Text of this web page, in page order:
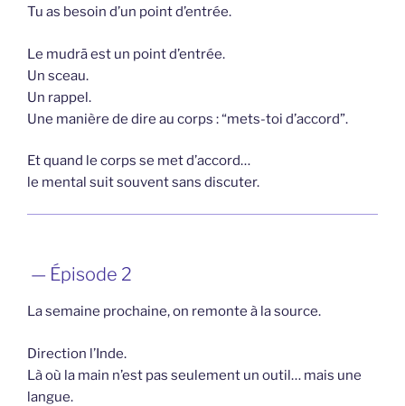
Tu as besoin d’un point d’entrée.
Le mudrā est un point d’entrée.
Un sceau.
Un rappel.
Une manière de dire au corps : “mets-toi d’accord”.
Et quand le corps se met d’accord…
le mental suit souvent sans discuter.
— Épisode 2
La semaine prochaine, on remonte à la source.
Direction l’Inde.
Là où la main n’est pas seulement un outil… mais une
langue.